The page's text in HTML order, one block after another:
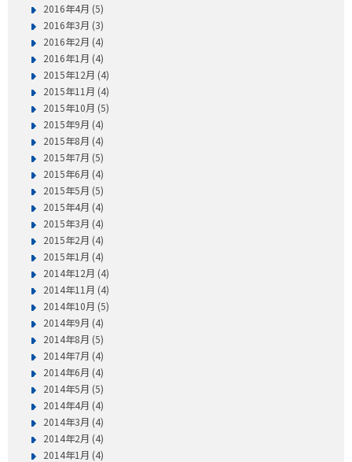
2016年4月 (5)
2016年3月 (3)
2016年2月 (4)
2016年1月 (4)
2015年12月 (4)
2015年11月 (4)
2015年10月 (5)
2015年9月 (4)
2015年8月 (4)
2015年7月 (5)
2015年6月 (4)
2015年5月 (5)
2015年4月 (4)
2015年3月 (4)
2015年2月 (4)
2015年1月 (4)
2014年12月 (4)
2014年11月 (4)
2014年10月 (5)
2014年9月 (4)
2014年8月 (5)
2014年7月 (4)
2014年6月 (4)
2014年5月 (5)
2014年4月 (4)
2014年3月 (4)
2014年2月 (4)
2014年1月 (4)